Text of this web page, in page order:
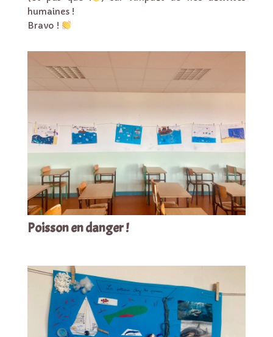
humaines !
Bravo !
Poisson en danger !